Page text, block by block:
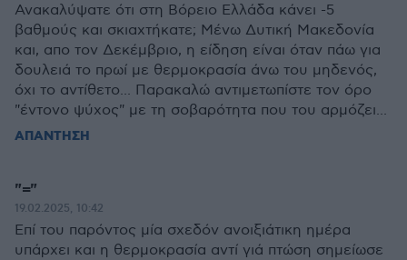
Ανακαλύψατε ότι στη Βόρειο Ελλάδα κάνει -5
βαθμούς και σκιαχτήκατε; Μένω Δυτική Μακεδονία
και, απο τον Δεκέμβριο, η είδηση είναι όταν πάω για
δουλειά το πρωί με θερμοκρασία άνω του μηδενός,
όχι το αντίθετο... Παρακαλώ αντιμετωπίστε τον όρο
"έντονο ψύχος" με τη σοβαρότητα που του αρμόζει...
ΑΠΑΝΤΗΣΗ
"="
19.02.2025, 10:42
Επί του παρόντος μία σχεδόν ανοιξιάτικη ημέρα
υπάρχει και η θερμοκρασία αντί γιά πτώση σημείωσε